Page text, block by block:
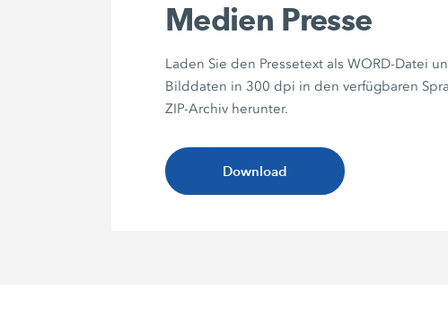
Medien Presse
Laden Sie den Pressetext als WORD-Datei
Bilddaten in 300 dpi in den verfügbaren
ZIP-Archiv herunter.
Download